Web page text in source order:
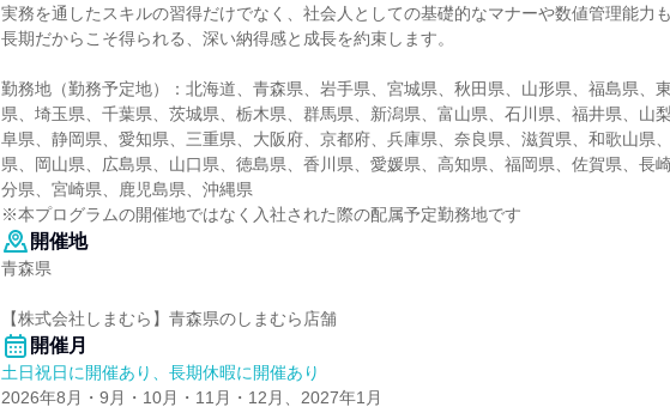
実務を通したスキルの習得だけでなく、社会人としての基礎的なマナーや数値管理能力も
長期だからこそ得られる、深い納得感と成長を約束します。
勤務地（勤務予定地）：北海道、青森県、岩手県、宮城県、秋田県、山形県、福島県、
県、埼玉県、千葉県、茨城県、栃木県、群馬県、新潟県、富山県、石川県、福井県、山
阜県、静岡県、愛知県、三重県、大阪府、京都府、兵庫県、奈良県、滋賀県、和歌山県
県、岡山県、広島県、山口県、徳島県、香川県、愛媛県、高知県、福岡県、佐賀県、長
分県、宮崎県、鹿児島県、沖縄県
※本プログラムの開催地ではなく入社された際の配属予定勤務地です
開催地
青森県
【株式会社しまむら】青森県のしまむら店舗
開催月
土日祝日に開催あり、長期休暇に開催あり
2026年8月・9月・10月・11月・12月、2027年1月